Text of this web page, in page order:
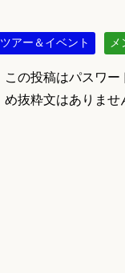
ツアー＆イベント
この投稿はパスワ
め抜粋文はありませ